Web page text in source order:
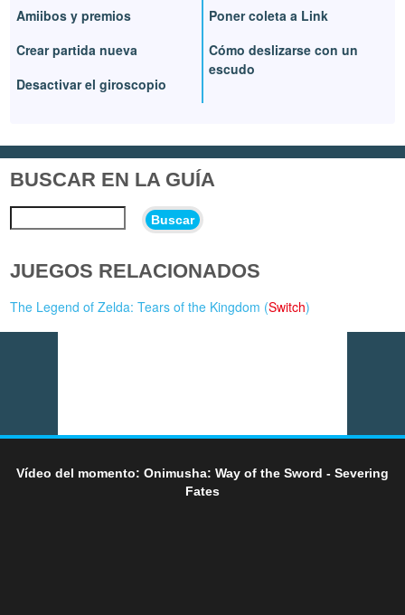
Amiibos y premios
Crear partida nueva
Desactivar el giroscopio
Poner coleta a Link
Cómo deslizarse con un
escudo
BUSCAR EN LA GUÍA
Buscar
JUEGOS RELACIONADOS
The Legend of Zelda: Tears of the Kingdom (Switch)
Vídeo del momento: Onimusha: Way of the Sword - Severing
Fates